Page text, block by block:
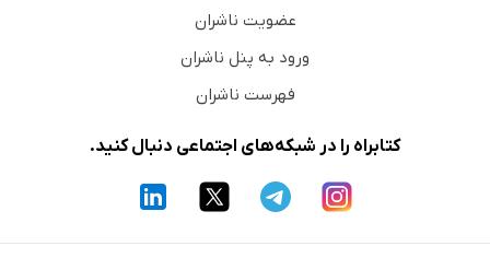
عضویت ناشران
ورود به پنل ناشران
فهرست ناشران
کتابراه را در شبکه‌های اجتماعی دنبال کنید.